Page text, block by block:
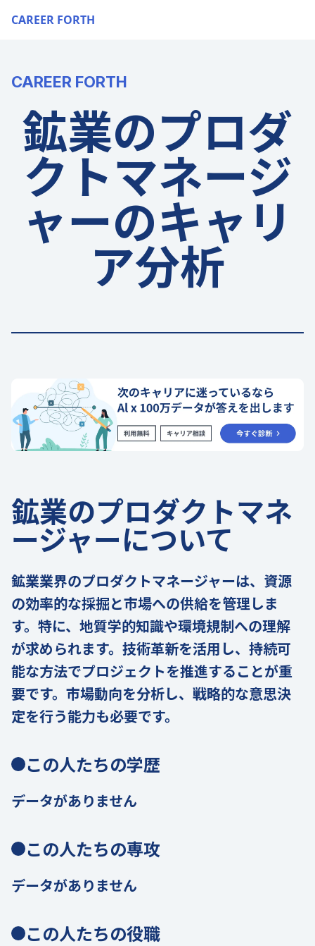
CAREER FORTH
CAREER FORTH
鉱業のプロダ
クトマネージ
ャーのキャリ
ア分析
鉱業のプロダクトマネ
ージャーについて
鉱業業界のプロダクトマネージャーは、資源
の効率的な採掘と市場への供給を管理しま
す。特に、地質学的知識や環境規制への理解
が求められます。技術革新を活用し、持続可
能な方法でプロジェクトを推進することが重
要です。市場動向を分析し、戦略的な意思決
定を行う能力も必要です。
この人たちの学歴
データがありません
この人たちの専攻
データがありません
この人たちの役職